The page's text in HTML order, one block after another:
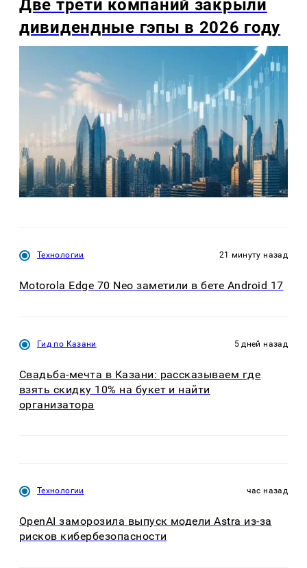
Две трети компаний закрыли
дивидендные гэпы в 2026 году
Технологии 21 минуту назад
Motorola Edge 70 Neo заметили в бете Android 17
Гид по Казани 5 дней назад
Свадьба-мечта в Казани: рассказываем где
взять скидку 10% на букет и найти
организатора
Технологии час назад
OpenAI заморозила выпуск модели Astra из-за
рисков кибербезопасности